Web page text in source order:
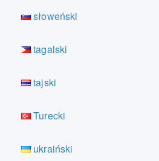
słoweński
tagalski
tajski
Turecki
ukraiński